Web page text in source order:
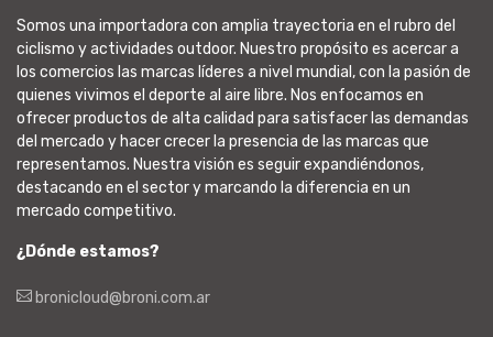
Somos una importadora con amplia trayectoria en el rubro del
ciclismo y actividades outdoor. Nuestro propósito es acercar a
los comercios las marcas líderes a nivel mundial, con la pasión de
quienes vivimos el deporte al aire libre. Nos enfocamos en
ofrecer productos de alta calidad para satisfacer las demandas
del mercado y hacer crecer la presencia de las marcas que
representamos. Nuestra visión es seguir expandiéndonos,
destacando en el sector y marcando la diferencia en un
mercado competitivo.
¿Dónde estamos?
bronicloud@broni.com.ar